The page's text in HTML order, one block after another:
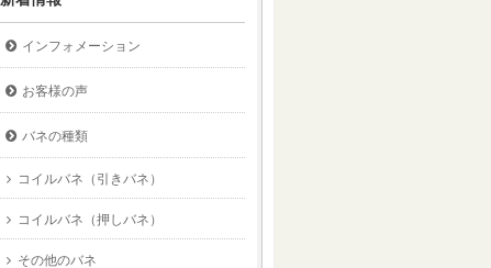
インフォメーション
お客様の声
バネの種類
コイルバネ（引きバネ）
コイルバネ（押しバネ）
その他のバネ